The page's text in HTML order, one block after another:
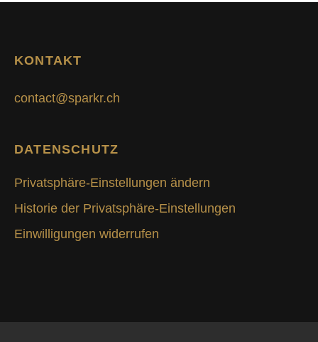
KONTAKT
contact@sparkr.ch
DATENSCHUTZ
Privatsphäre-Einstellungen ändern
Historie der Privatsphäre-Einstellungen
Einwilligungen widerrufen